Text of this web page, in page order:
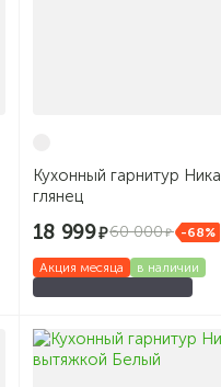
Кухонный гарнитур
глянец
18 999 60 000 -68%
Акция месяца в наличии